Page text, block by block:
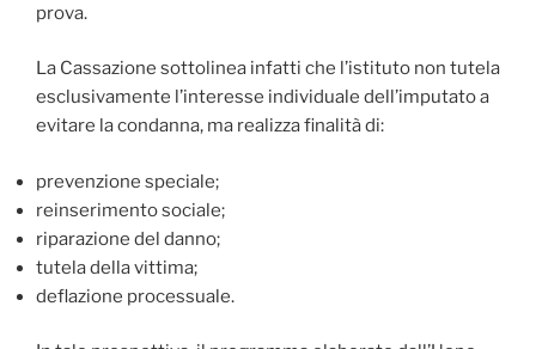
prova.
La Cassazione sottolinea infatti che l’istituto non tutela
esclusivamente l’interesse individuale dell’imputato a
evitare la condanna, ma realizza finalità di:
prevenzione speciale;
reinserimento sociale;
riparazione del danno;
tutela della vittima;
deflazione processuale.